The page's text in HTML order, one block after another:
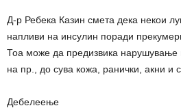
Д-р Ребека Казин смета дека некои
напливи на инсулин поради
Тоа може да предизвика нарушување
на пр., до сува кожа, ранички, акни и
Дебелеење